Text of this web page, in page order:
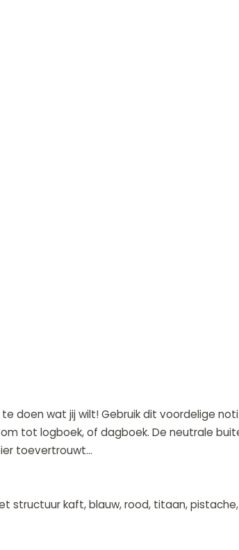
doen wat jij wilt! Gebruik dit voordelige
tot logboek, of dagboek. De neutrale
toevertrouwt...
structuur kaft, blauw, rood, titaan,